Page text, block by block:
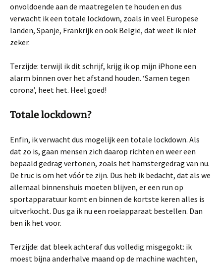
onvoldoende aan de maatregelen te houden en dus
verwacht ik een totale lockdown, zoals in veel Europese
landen, Spanje, Frankrijk en ook België, dat weet ik niet
zeker.
Terzijde: terwijl ik dit schrijf, krijg ik op mijn iPhone een
alarm binnen over het afstand houden. ‘Samen tegen
corona’, heet het. Heel goed!
Totale lockdown?
Enfin, ik verwacht dus mogelijk een totale lockdown. Als
dat zo is, gaan mensen zich daarop richten en weer een
bepaald gedrag vertonen, zoals het hamstergedrag van nu.
De truc is om het vóór te zijn. Dus heb ik bedacht, dat als we
allemaal binnenshuis moeten blijven, er een run op
sportapparatuur komt en binnen de kortste keren alles is
uitverkocht. Dus ga ik nu een roeiapparaat bestellen. Dan
ben ik het voor.
Terzijde: dat bleek achteraf dus volledig misgegokt: ik
moest bijna anderhalve maand op de machine wachten,